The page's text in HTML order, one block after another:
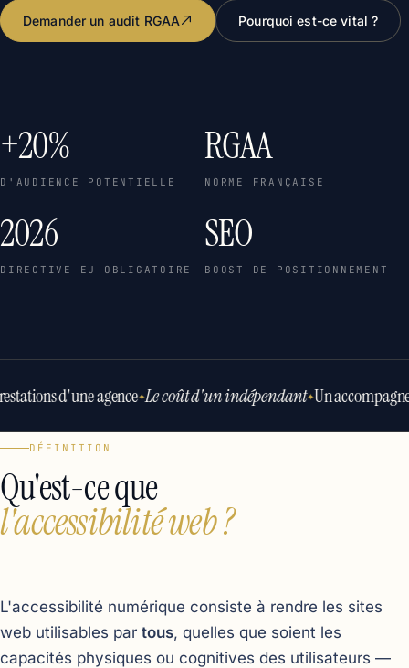
Demander un audit RGAA Pourquoi est-ce vital ?
+20%
D'AUDIENCE POTENTIELLE
RGAA
NORME FRANÇAISE
2026
DIRECTIVE EU OBLIGATOIRE
SEO
BOOST DE POSITIONNEMENT
d'une agence✦Le coût d'un indépendant✦Un
DÉFINITION
Qu'est-ce que
l'accessibilité web ?
L'accessibilité numérique consiste à rendre les sites
web utilisables par tous, quelles que soient les
capacités physiques ou cognitives des utilisateurs —